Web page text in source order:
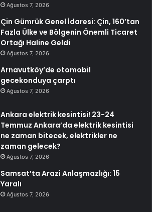
Ağustos 7, 2026
Çin Gümrük Genel İdaresi: Çin, 160’tan
Fazla Ülke ve Bölgenin Önemli Ticaret
Ortağı Haline Geldi
Ağustos 7, 2026
Arnavutköy’de otomobil
gecekonduya çarptı
Ağustos 7, 2026
Ankara elektrik kesintisi! 23-24
Temmuz Ankara’da elektrik kesintisi
ne zaman bitecek, elektrikler ne
zaman gelecek?
Ağustos 7, 2026
Samsat’ta Arazi Anlaşmazlığı: 15
Yaralı
Ağustos 7, 2026